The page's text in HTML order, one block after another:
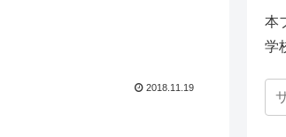
2018.11.19
本
学